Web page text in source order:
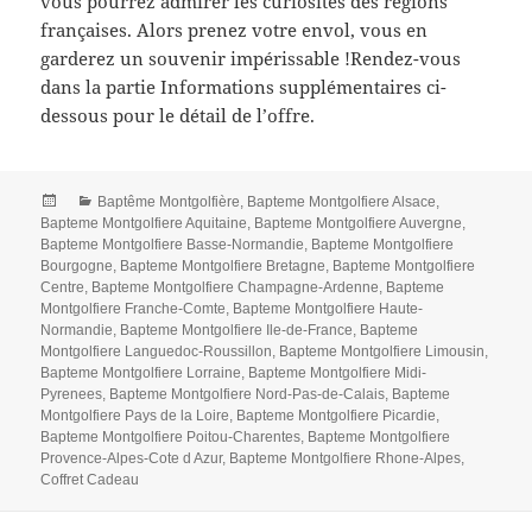
françaises. Alors prenez votre envol, vous en
garderez un souvenir impérissable !Rendez-vous
dans la partie Informations supplémentaires ci-
dessous pour le détail de l’offre.
Posted
on
Categories
Baptême Montgolfière, Bapteme Montgolfiere Alsace,
Bapteme Montgolfiere Aquitaine, Bapteme Montgolfiere Auvergne,
Bapteme Montgolfiere Basse-Normandie, Bapteme Montgolfiere
Bourgogne, Bapteme Montgolfiere Bretagne, Bapteme Montgolfiere
Centre, Bapteme Montgolfiere Champagne-Ardenne, Bapteme
Montgolfiere Franche-Comte, Bapteme Montgolfiere Haute-
Normandie, Bapteme Montgolfiere Ile-de-France, Bapteme
Montgolfiere Languedoc-Roussillon, Bapteme Montgolfiere Limousin,
Bapteme Montgolfiere Lorraine, Bapteme Montgolfiere Midi-
Pyrenees, Bapteme Montgolfiere Nord-Pas-de-Calais, Bapteme
Montgolfiere Pays de la Loire, Bapteme Montgolfiere Picardie,
Bapteme Montgolfiere Poitou-Charentes, Bapteme Montgolfiere
Provence-Alpes-Cote d Azur, Bapteme Montgolfiere Rhone-Alpes,
Coffret Cadeau